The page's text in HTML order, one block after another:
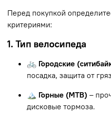
Перед покупкой
критериями:
1. Тип велосипеда
🚲 Городские
посадка, защита от
🏔 Горные (MTB) –
дисковые тормоза.